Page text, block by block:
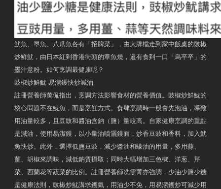
魷魚、墨魚、八爪魚各有「招牌菜」，由大牌檔走到家中飯桌的豉椒
炒鮮魷，由日本紅到香港街頭的章魚燒，還有食到一口「烏卒卒」的
墨汁意粉。如何烹調最健康呢？
豉椒炒鮮魷 易潔鑊快炒減油
註冊營養師萬侃指出，烹調方法影響食材的營養價值。豉椒炒鮮魷的
核心問題不在魷魚，而是烹飪方式。食肆烹調時一般會先泡油，導致
用油量較多，且豆豉和醬油含鈉（鹽）量較高。自家健康烹調的重點
是減油，使用易潔鑊，以小量油噴灑鑊面，炒香豆豉和香料，加入魷
魚快炒。此外，選擇低鹽豆豉，減少醬油和蠔油的用量，多用蒜、
薑、胡椒來調味，減低鈉質攝取；同時大幅增加三色椒、洋葱、芹
菜、西蘭花等蔬菜的比例。註冊營養師冼雯菁亦強調，少油少鹽少糖
是健康法則，豉椒炒魷講求鑊氣，用油少不免，用易潔鑊炒可減少用